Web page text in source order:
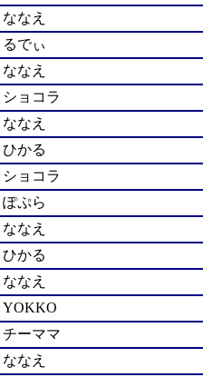
ななえ
るでぃ
ななえ
ショコラ
ななえ
ひかる
ショコラ
ぽぷら
ななえ
ひかる
ななえ
YOKKO
チーママ
ななえ